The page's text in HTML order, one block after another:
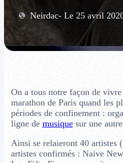
Neirdac- Le 25 avril
On a tous notre façon de
marathon de Paris quand les
périodes de confinement :
ligne de musiquesur une
Ainsi se relaieront 40 artistes
artistes confirmés : Naive